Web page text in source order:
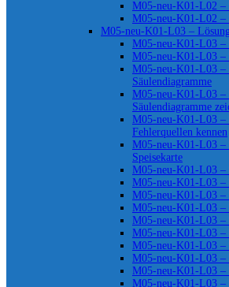
M05-neu-K01-L02 –
M05-neu-K01-L02 –
M05-neu-K01-L03 –
M05-neu-K01-L03 –
M05-neu-K01-L03 –
M05-neu-K01-L03 –
Säulendiagramme
M05-neu-K01-L03
Säulendiagramme
M05-neu-K01-L03
Fehlerquellen kennen
M05-neu-K01-L03
Speisekarte
M05-neu-K01-L03 –
M05-neu-K01-L03 –
M05-neu-K01-L03 –
M05-neu-K01-L03 –
M05-neu-K01-L03 –
M05-neu-K01-L03 –
M05-neu-K01-L03 –
M05-neu-K01-L03 –
M05-neu-K01-L03 –
M05-neu-K01-L03 –